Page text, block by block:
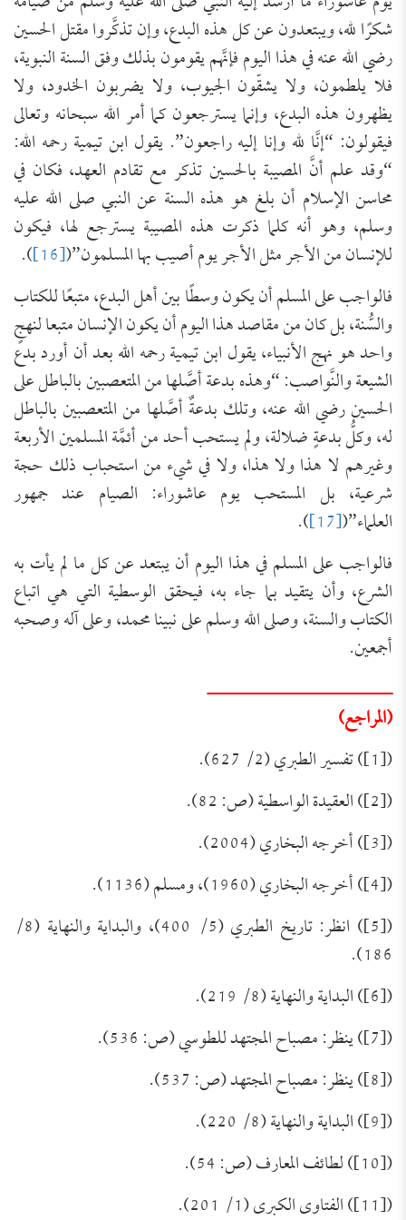
شكرًا لله، ويبتعدون عن كل هذه البدع، وإن تذكَّروا مقتل الحسين
رضي الله عنه في هذا اليوم فإنَّهم يقومون بذلك وفق السنة النبوية،
فلا يلطمون، ولا يشقّون الجيوب، ولا يضربون الخدود، ولا
يظهرون هذه البدع، وإنما يسترجعون كما أمر الله سبحانه وتعالى
فيقولون: “إنَّا لله وإنا إليه راجعون”. يقول ابن تيمية رحمه الله:
“وقد علم أنَّ المصيبة بالحسين تذكر مع تقادم العهد، فكان في
محاسن الإسلام أن بلغ هو هذه السنة عن النبي صلى الله عليه
وسلم، وهو أنه كلما ذكرت هذه المصيبة يسترجع لها، فيكون
للإنسان من الأجر مثل الأجر يوم أصيب بها المسلمون”([16]
).
فالواجب على المسلم أن يكون وسطًا بين أهل البدع، متبعًا للكتاب
والسُّنة، بل كان من مقاصد هذا اليوم أن يكون الإنسان متبعا لنهجٍ
واحد هو نهج الأنبياء، يقول ابن تيمية رحمه الله بعد أن أورد بدع
الشيعة والنَّواصب: “وهذه بدعة أصَّلها من المتعصبين بالباطل على
الحسين رضي الله عنه، وتلك بدعةٌ أصَّلها من المتعصبين بالباطل
له، وكلُّ بدعةٍ ضلالة، ولم يستحب أحد من أئمَّة المسلمين الأربعة
وغيرهم لا هذا ولا هذا، ولا في شيء من استحباب ذلك حجة
شرعية، بل المستحب يوم عاشوراء: الصيام عند جمهور
العلماء”([17]
).
فالواجب على المسلم في هذا اليوم أن يبتعد عن كل ما لم يأت به
الشرع، وأن يتقيد بما جاء به، فيحقق الوسطية التي هي اتباع
الكتاب والسنة، وصلى الله وسلم على نبينا محمد، وعلى آله وصحبه
أجمعين.
ــــــــــــــــــــــــــــــــــ
(المراجع)
([1]) تفسير الطبري (2/ 627).
([2]) العقيدة الواسطية (ص: 82).
([3]) أخرجه البخاري (2004).
([4]) أخرجه البخاري (1960)، ومسلم (1136).
([5]) انظر: تاريخ الطبري (5/ 400)، والبداية والنهاية (8/
186).
([6]) البداية والنهاية (8/ 219).
([7]) ينظر: مصباح المجتهد للطوسي (ص: 536).
([8]) ينظر: مصباح المجتهد (ص: 537).
([9]) البداية والنهاية (8/ 220).
([10]) لطائف المعارف (ص: 54).
([11]) الفتاوى الكبرى (1/ 201).